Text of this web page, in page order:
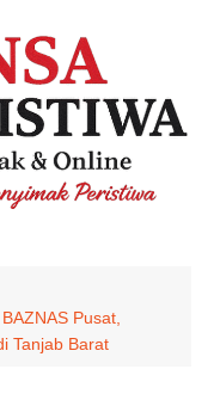
Pusat,
Tanjab Barat